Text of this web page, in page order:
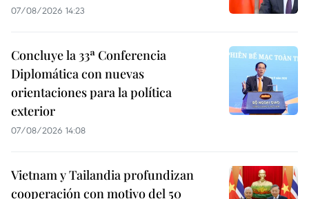
07/08/2026 14:23
Concluye la 33ª Conferencia
Diplomática con nuevas
orientaciones para la política
exterior
07/08/2026 14:08
Vietnam y Tailandia profundizan
cooperación con motivo del 50